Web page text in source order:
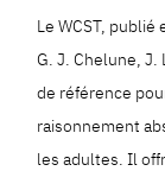
Le WCST, publié
G. J. Chelune, J.
de référence
raisonnement
les adultes. Il